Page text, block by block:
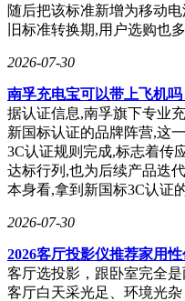
随后把该标准新增为移动
旧标准转换期,用户选购也
2026-07-30
南孚充电宝可以带上飞机
据认证信息,南孚旗下专业
新国标认证的品牌阵营,这
3C认证规则完成,标志着传
达标行列,也为后续产品迭
本身看,拿到新国标3C认证
2026-07-30
2026客厅投影仪推荐家用
客厅选投影，跟卧室完全
客厅白天采光足、环境光